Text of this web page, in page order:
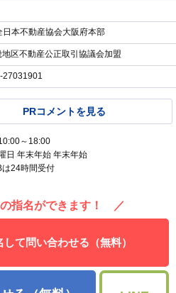
日本不動産協会大阪府本部
区不動産公正取引協議会加盟
27031901
PRコメントを見る
～18:00
日 年末年始 年末年始
は24時間受付
指名ができます！ ／
て問い合わせる（無料）